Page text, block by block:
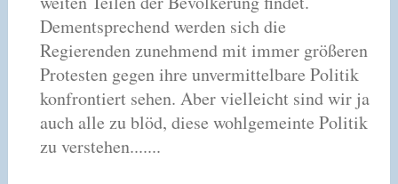
Dementsprechend werden sich die
Regierenden zunehmend mit immer größeren
Protesten gegen ihre unvermittelbare Politik
konfrontiert sehen. Aber vielleicht sind wir ja
auch alle zu blöd, diese wohlgemeinte Politik
zu verstehen.......